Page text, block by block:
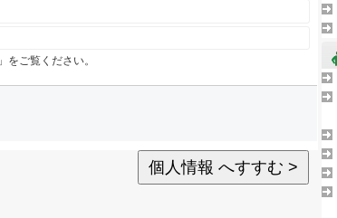
」をご覧ください。
個人情報 へすすむ >